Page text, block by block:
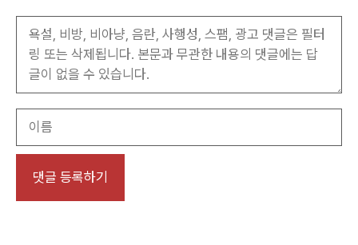
름